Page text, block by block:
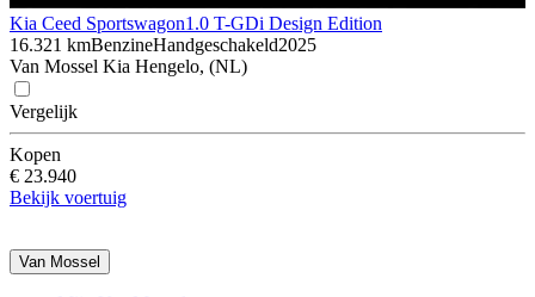
Kia Ceed Sportswagon1.0 T-GDi Design Edition
16.321 kmBenzineHandgeschakeld2025
Van Mossel Kia Hengelo, (NL)
Vergelijk
Kopen
€ 23.940
Bekijk voertuig
Van Mossel